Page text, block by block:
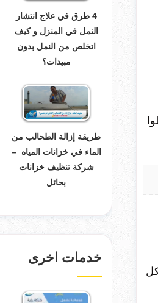
4 طرق في علاج انتشار
النمل في المنزل و كيف
اتخلص من النمل بدون
مبيدات؟
طريقة إزالة الطحالب من
الماء في خزانات المياه –
شركة تنظيف خزانات
بحائل
خدمات اخرى